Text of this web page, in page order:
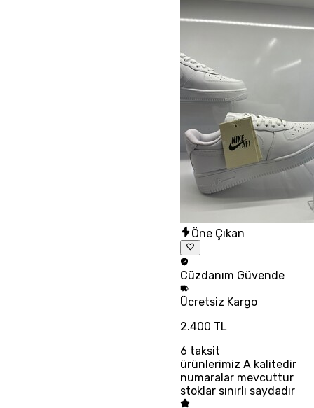
Öne Çıkan
Cüzdanım Güvende
Ücretsiz Kargo
2.400 TL
6 taksit
ürünlerimiz A kalitedir
numaralar mevcuttur
stoklar sınırlı saydadır